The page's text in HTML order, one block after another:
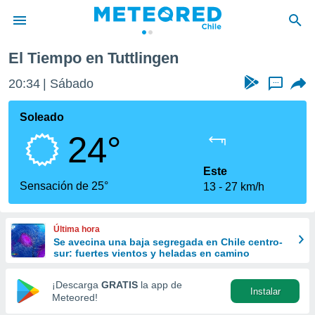
de
por
que se
calidad.
a este
las
y
forma
digital
basada
El Tiempo en Tuttlingen
20:34 Sábado ...
Soleado
24°
Sensación de 25°
Este
13
27 km/h
Última hora
Se avecina una baja segregada en Chile centro-
sur: fuertes vientos y heladas en camino
¡Descarga GRATIS la app de
Meteored!
Instalar